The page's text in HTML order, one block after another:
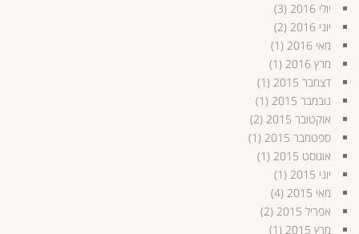
יולי 2016
(3)
יוני 2016
(2)
מאי 2016
(1)
מרץ 2016
(1)
דצמבר 2015
(1)
נובמבר 2015
(1)
אוקטובר 2015
(2)
ספטמבר 2015
(1)
אוגוסט 2015
(1)
יוני 2015
(1)
מאי 2015
(4)
אפריל 2015
(2)
מרץ 2015
(1)